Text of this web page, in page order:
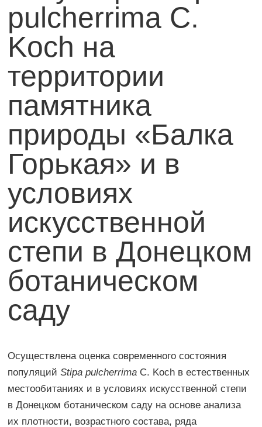
pulcherrima C.
Koch на
территории
памятника
природы «Балка
Горькая» и в
условиях
искусственной
степи в Донецком
ботаническом
саду
Осуществлена оценка современного состояния
популяцийStipa pulcherrima C. Koch в естественных
местообитаниях и в условиях искусственной степи
в Донецком ботаническом саду на основе анализа
их плотности, возрастного состава, ряда